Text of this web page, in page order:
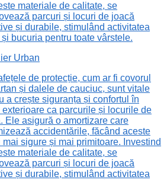
materiale de calitate, se
parcuri și locuri de joacă
și durabile, stimulând activitatea
bucuria pentru toate vârstele.
Urban
de protecție, cum ar fi covorul
și dalele de cauciuc, sunt vitale
a crește siguranța și confortul în
exterioare ca parcurile și locurile de
Ele asigură o amortizare care
accidentările, făcând aceste
mai sigure și mai primitoare. Investind
materiale de calitate, se
parcuri și locuri de joacă
și durabile, stimulând activitatea